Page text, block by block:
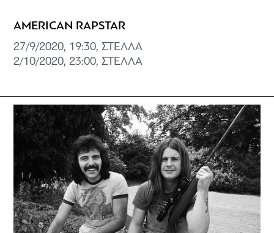
AMERICAN RAPSTAR
27/9/2020, 19:30, ΣΤΕΛΛΑ
2/10/2020, 23:00, ΣΤΕΛΛΑ